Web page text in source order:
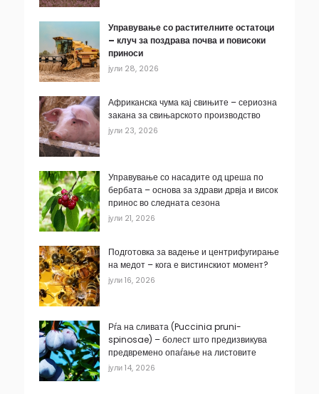
Управување со растителните остатоци
– клуч за поздрава почва и повисоки
приноси
јули 28, 2026
Африканска чума кај свињите – сериозна
закана за свињарското производство
јули 23, 2026
Управување со насадите од цреша по
бербата – основа за здрави дрвја и висок
принос во следната сезона
јули 21, 2026
Подготовка за вадење и центрифугирање
на медот – кога е вистинскиот момент?
јули 16, 2026
Рѓа на сливата (Puccinia pruni-
spinosae) – болест што предизвикува
предвремено опаѓање на листовите
јули 14, 2026